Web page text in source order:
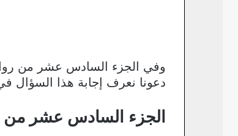
وفي الجزء السادس عشر من
دعونا نعرف إجابة هذا السؤال
الجزء السادس عشر من